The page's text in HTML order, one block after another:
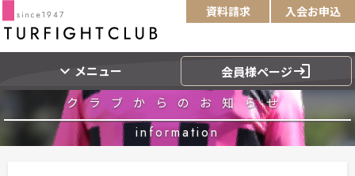
資料請求 入会お申込
expand_more メニュー 会員様ページlogin
クラブからのお知らせ
information